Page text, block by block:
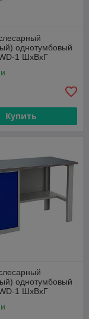
однотумбовый
1 ШxВxГ
Купить
однотумбовый
1 ШxВxГ